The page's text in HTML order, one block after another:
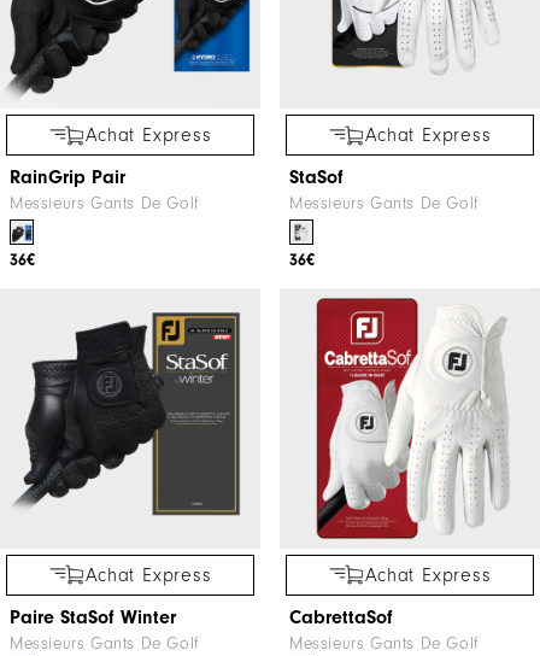
Achat Express
RainGrip Pair
Messieurs Gants De Golf
36€
Achat Express
StaSof
Messieurs Gants De Golf
36€
Achat Express
Paire StaSof Winter
Messieurs Gants De Golf
Achat Express
CabrettaSof
Messieurs Gants De Golf